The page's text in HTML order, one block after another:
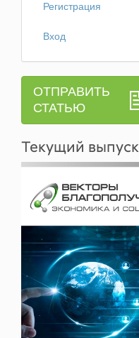
Регистрация
Вход
ОТПРАВИТЬ
СТАТЬЮ
Текущий выпуск